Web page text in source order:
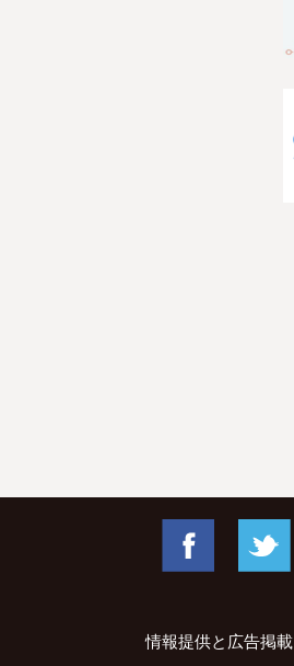
Facebook
情報提供と広告掲載